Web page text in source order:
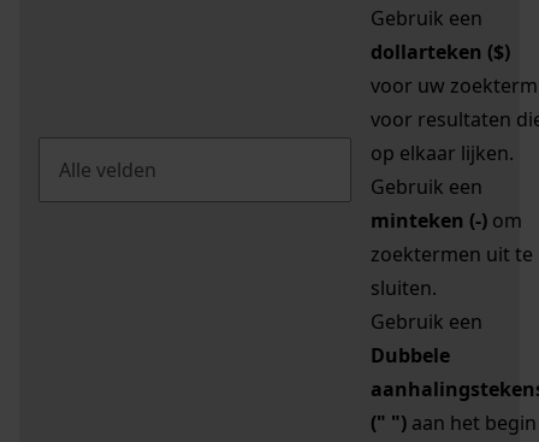
Gebruik een
dollarteken ($)
voor uw zoekterm
voor resultaten
op elkaar lijken.
Gebruik een
minteken (-) om
zoektermen uit te
sluiten.
Gebruik een
Dubbele
(" ") aan het begin